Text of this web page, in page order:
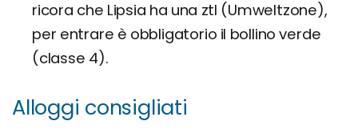
ricora che Lipsia ha una ztl (Umweltzone),
per entrare è obbligatorio il bollino verde
(classe 4).
Alloggi consigliati